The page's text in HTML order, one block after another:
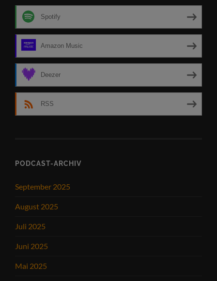
Spotify
Amazon Music
Deezer
RSS
PODCAST-ARCHIV
September 2025
August 2025
Juli 2025
Juni 2025
Mai 2025